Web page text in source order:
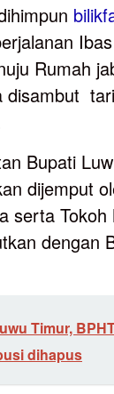
Rumah
disambut
Bupati
dijemput
serta
dengan
Timur,
dihapus